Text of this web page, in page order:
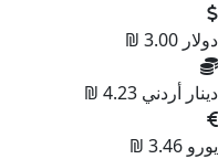
دولار 3.00 ₪
دينار أردني 4.23 ₪
يورو 3.46 ₪